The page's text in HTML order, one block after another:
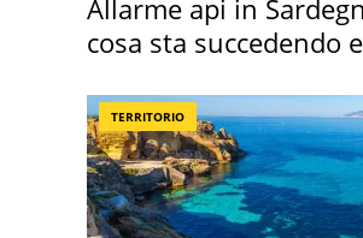
Allarme api in
cosa sta succedendo e
TERRITORIO